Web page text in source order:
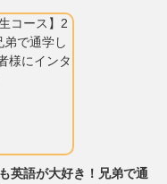
英語が大好き！兄弟で通